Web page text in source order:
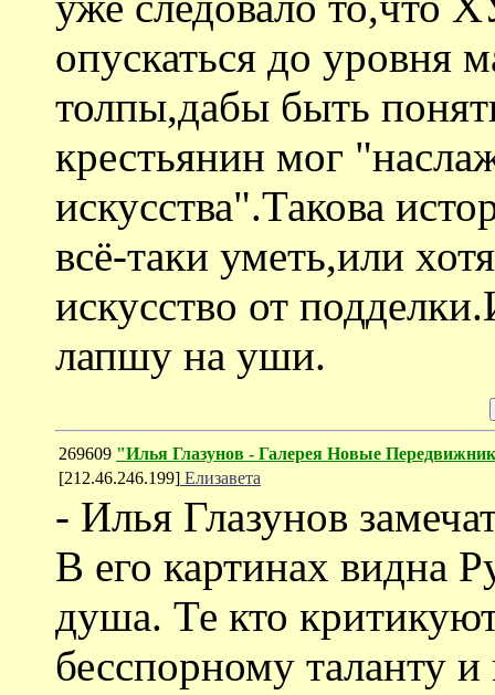
опускаться до уровня
толпы,дабы быть
крестьянин мог
искусства".Такова
всё-таки уметь,или
искусство от
лапшу на уши.
269609 "Илья Глазунов - Галерея Новые
[212.46.246.199] Елизавета
- Илья Глазунов
В его картинах видна
душа. Те кто
бесспорному таланту и